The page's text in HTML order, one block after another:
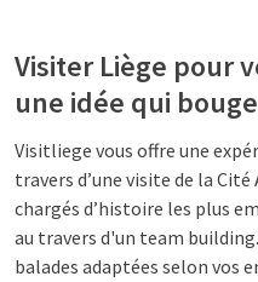
Visiter Liège pour
une idée qui bouge
Visitliege vous offre une
travers d’une visite de la
chargés d’histoire les plus
au travers d'un team
balades adaptées selon vos